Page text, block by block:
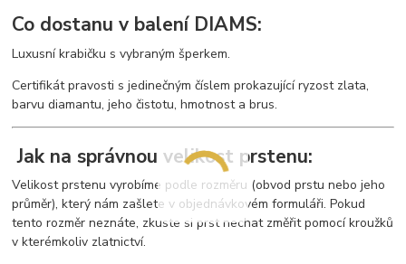
Co dostanu v balení DIAMS:
Luxusní krabičku s vybraným šperkem.
Certifikát pravosti s jedinečným číslem prokazující ryzost zlata,
barvu diamantu, jeho čistotu, hmotnost a brus.
Jak na správnou velikost prstenu:
Velikost prstenu vyrobíme podle rozměru (obvod prstu nebo jeho
průměr), který nám zašlete v objednávkovém formuláři. Pokud
tento rozměr neznáte, zkuste si prst nechat změřit pomocí kroužků
v kterémkoliv zlatnictví.